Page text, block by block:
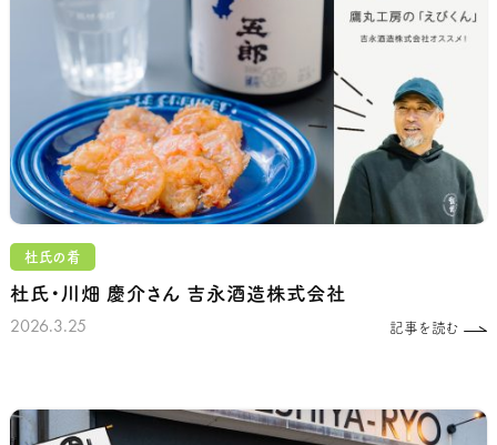
杜氏の肴
杜氏・川畑 慶介さん 吉永酒造株式会社
2026.3.25 記事を読む